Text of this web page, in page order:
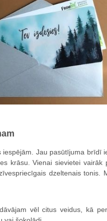
Jau pasūtījuma brīdī
krāsu. Vienai sievietei vairāk
dzeltenais tonis.
vēl citus veidus, kā